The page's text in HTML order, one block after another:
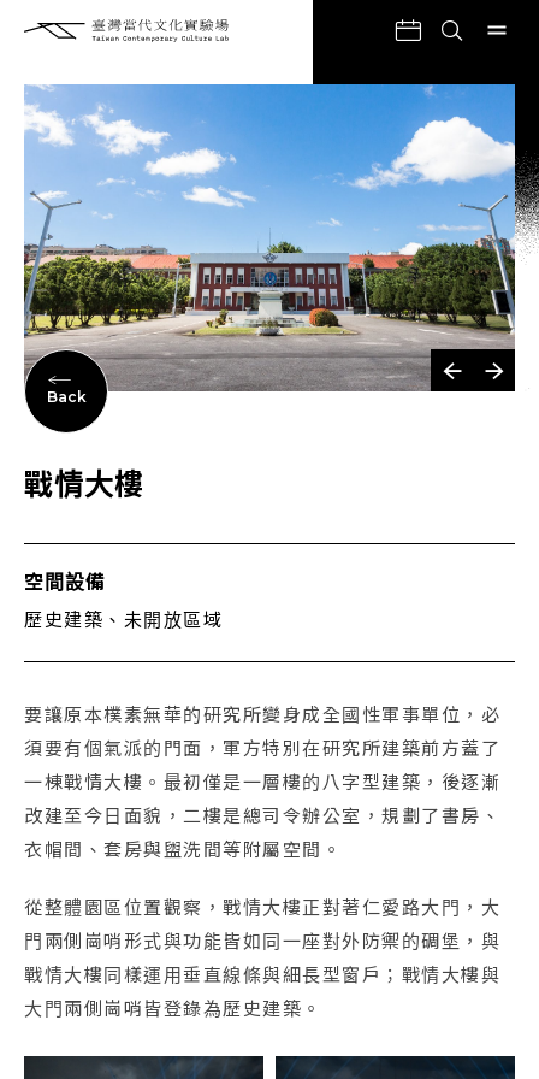
Back
戰情大樓
空間設備
歷史建築、未開放區域
要讓原本樸素無華的研究所變身成全國性軍事單位，必
須要有個氣派的門面，軍方特別在研究所建築前方蓋了
一棟戰情大樓。最初僅是一層樓的八字型建築，後逐漸
改建至今日面貌，二樓是總司令辦公室，規劃了書房、
衣帽間、套房與盥洗間等附屬空間。
從整體園區位置觀察，戰情大樓正對著仁愛路大門，大
門兩側崗哨形式與功能皆如同一座對外防禦的碉堡，與
戰情大樓同樣運用垂直線條與細長型窗戶；戰情大樓與
大門兩側崗哨皆登錄為歷史建築。